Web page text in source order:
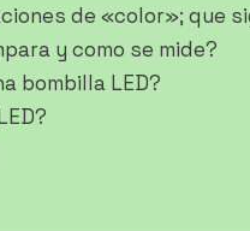
de «color»; que
y como se mide?
bombilla LED?